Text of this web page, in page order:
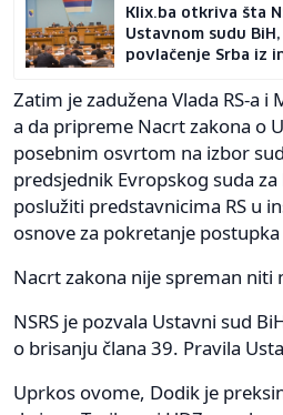
Klix.ba otkriva šta
Ustavnom sudu
povlačenje Srba iz
Zatim je zadužena Vlada RS-a i
a da pripreme Nacrt zakona o
posebnim osvrtom na izbor
predsjednik Evropskog suda
poslužiti predstavnicima RS u
osnove za pokretanje
Nacrt zakona nije spreman niti
NSRS je pozvala Ustavni sud
o brisanju člana 39. Pravila
Uprkos ovome, Dodik je